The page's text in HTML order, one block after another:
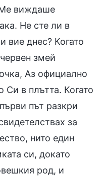
Ме виждаше
Не сте ли в
вие днес? Когато
змей
Аз официално
Си в плътта. Когато
път разкри
за
нито един
си, докато
род, и